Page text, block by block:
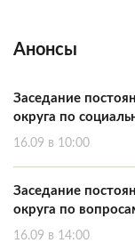
Анонсы
Заседание
округа по
16.09 в 10:00
Заседание
округа по
16.09 в 14:00